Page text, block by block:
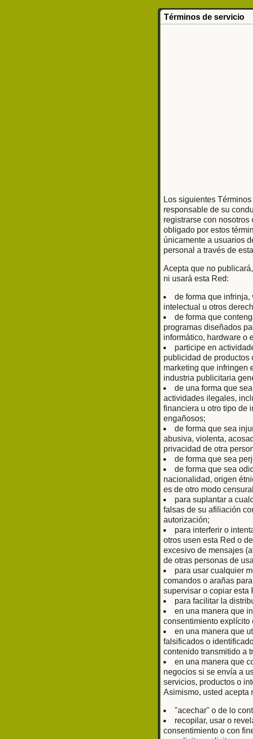
Términos de servicio
Los siguientes
responsable de su
registrarse con
obligado por estos
únicamente a usuarios
personal a través de
Acepta que no
ni usará esta Red:
de forma que
intelectual u otros
de forma que
programas diseñados
informático, hardware o
participe en
publicidad de productos
marketing que infringen
industria publicitaria
de una forma que
actividades ilegales,
financiera u otro tipo de
engañosos;
de forma que sea
abusiva, violenta,
privacidad de otra
de forma que sea
de forma que sea
nacionalidad, origen
es de otro modo
para suplantar a
falsas de su afiliación
autorización;
para interferir o
otros usen esta Red o
excesivo de mensajes
de otras personas de
para usar cualquier
comandos o arañas
supervisar o copiar esta
para facilitar la
en una manera que
consentimiento explícito
en una manera que
falsificados o
contenido transmitido a
en una manera que
negocios si se envía a
servicios, productos o
Asimismo, usted acepta
"acechar" o de lo
recopilar, usar o
consentimiento o con